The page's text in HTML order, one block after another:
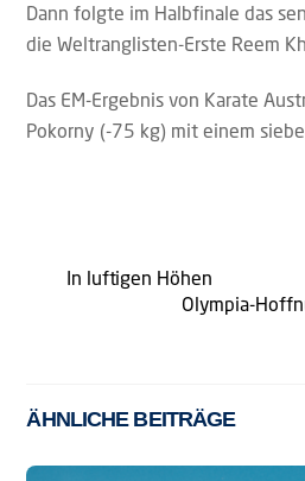
Dann folgte im Halbfinale das
die Weltranglisten-Erste Reem
Das EM-Ergebnis von Karate
Pokorny (-75 kg) mit einem
In luftigen Höhen
Olympia-
ÄHNLICHE BEITRÄGE